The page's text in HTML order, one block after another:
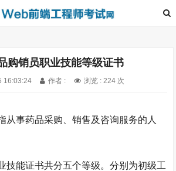
购销员职业技能等级证书
16:03:24 作者 : 浏览 : 224 次
从事药品采购、销售及咨询服务的人
技能证书共分五个等级。分别为初级工